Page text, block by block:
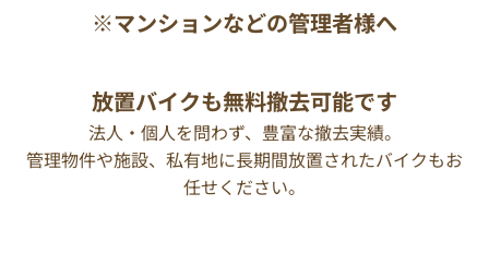
※マンションなどの管理者様へ
放置バイクも無料撤去可能です
法人・個人を問わず、豊富な撤去実績。
管理物件や施設、私有地に長期間放置されたバイクもお
任せください。